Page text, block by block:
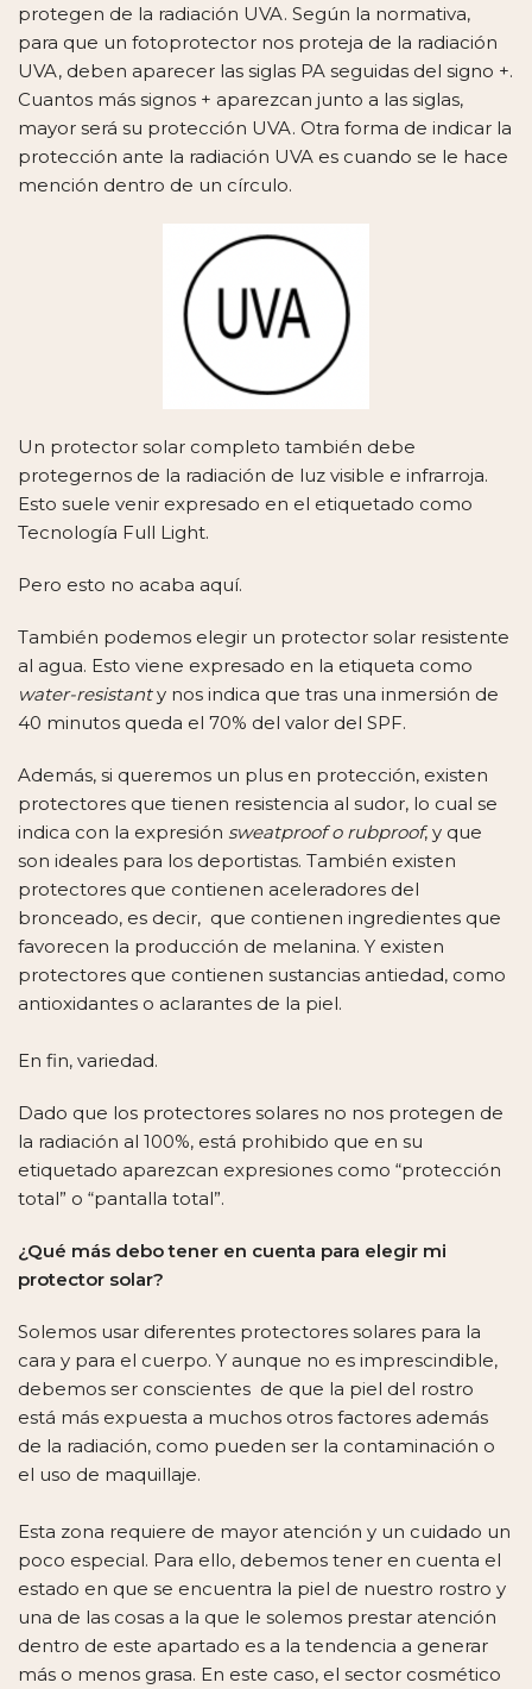
protegen de la radiación UVA. Según la normativa,
para que un fotoprotector nos proteja de la radiación
UVA, deben aparecer las siglas PA seguidas del signo +.
Cuantos más signos + aparezcan junto a las siglas,
mayor será su protección UVA. Otra forma de indicar la
protección ante la radiación UVA es cuando se le hace
mención dentro de un círculo.
Un protector solar completo también debe
protegernos de la radiación de luz visible e infrarroja.
Esto suele venir expresado en el etiquetado como
Tecnología Full Light.
Pero esto no acaba aquí.
También podemos elegir un protector solar resistente
al agua. Esto viene expresado en la etiqueta como
water-resistanty nos indica que tras una inmersión de
40 minutos queda el 70% del valor del SPF.
Además, si queremos un plus en protección, existen
protectores que tienen resistencia al sudor, lo cual se
indica con la expresión sweatproof o rubproof, y que
son ideales para los deportistas. También existen
protectores que contienen aceleradores del
bronceado, es decir, que contienen ingredientes que
favorecen la producción de melanina. Y existen
protectores que contienen sustancias antiedad, como
antioxidantes o aclarantes de la piel.
En fin, variedad.
Dado que los protectores solares no nos protegen de
la radiación al 100%, está prohibido que en su
etiquetado aparezcan expresiones como “protección
total” o “pantalla total”.
¿Qué más debo tener en cuenta para elegir mi
protector solar?
Solemos usar diferentes protectores solares para la
cara y para el cuerpo. Y aunque no es imprescindible,
debemos ser conscientes de que la piel del rostro
está más expuesta a muchos otros factores además
de la radiación, como pueden ser la contaminación o
el uso de maquillaje.
Esta zona requiere de mayor atención y un cuidado un
poco especial. Para ello, debemos tener en cuenta el
estado en que se encuentra la piel de nuestro rostro y
una de las cosas a la que le solemos prestar atención
dentro de este apartado es a la tendencia a generar
más o menos grasa. En este caso, el sector cosmético